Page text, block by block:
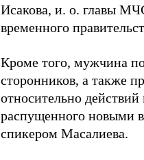
Исакова, и. о. главы
временного
Кроме того, мужчина
сторонников, а также
относительно
распущенного новыми
спикером Масалиева.